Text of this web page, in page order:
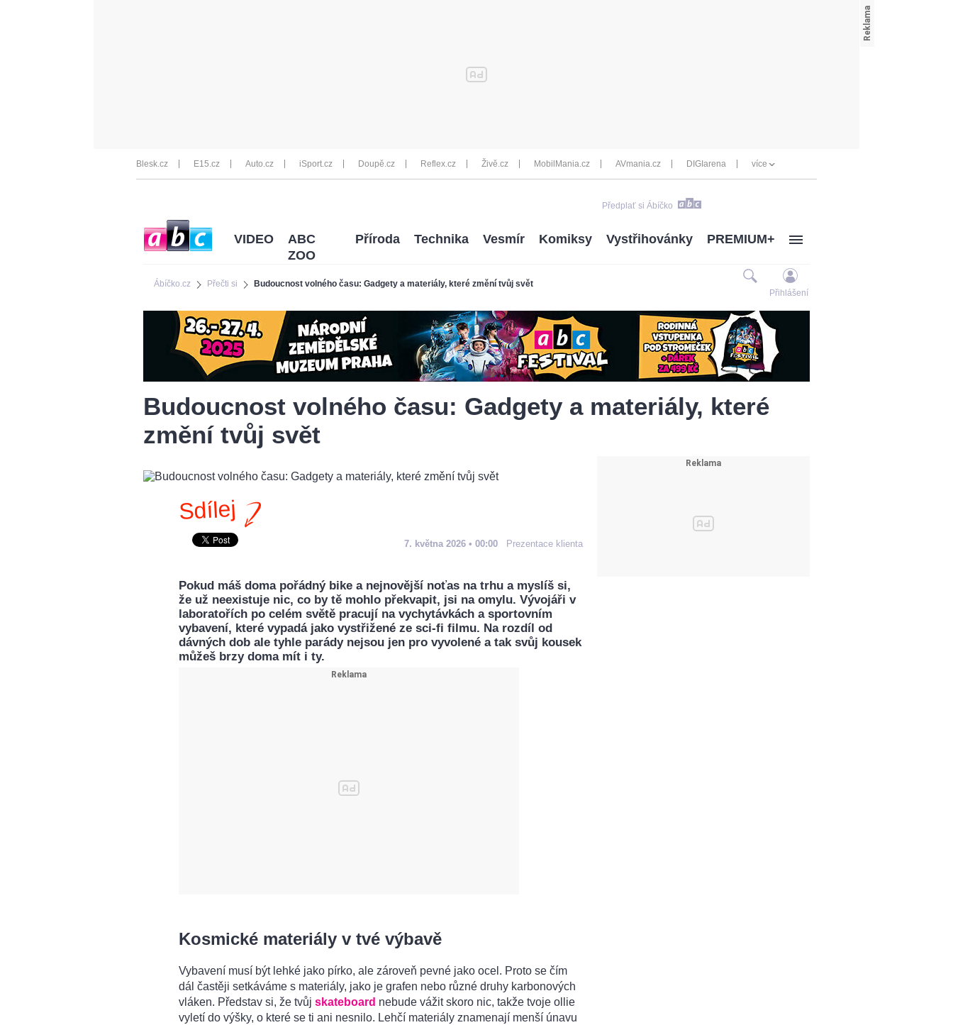
Blesk.cz E15.cz Auto.cz iSport.cz Doupě.cz Reflex.cz Živě.cz MobilMania.cz AVmania.cz DIGIarena více
Předplať si Ábíčko
Ábíčko.cz Přečti si Budoucnost volného času: Gadgety a materiály, které změní tvůj svět
VIDEO
ABC
ZOO
Příroda Technika Vesmír Komiksy Vystřihovánky PREMIUM+
Přihlášení
Budoucnost volného času: Gadgety a materiály, které
změní tvůj svět
Sdílej
7. května 2026 • 00:00 Prezentace klienta
Pokud máš doma pořádný bike a nejnovější noťas na trhu a myslíš si,
že už neexistuje nic, co by tě mohlo překvapit, jsi na omylu. Vývojáři v
laboratořích po celém světě pracují na vychytávkách a sportovním
vybavení, které vypadá jako vystřižené ze sci-fi filmu. Na rozdíl od
dávných dob ale tyhle parády nejsou jen pro vyvolené a tak svůj kousek
můžeš brzy doma mít i ty.
Kosmické materiály v tvé výbavě
Vybavení musí být lehké jako pírko, ale zároveň pevné jako ocel. Proto se čím
dál častěji setkáváme s materiály, jako je grafen nebo různé druhy karbonových
vláken. Představ si, že tvůj skateboard nebude vážit skoro nic, takže tvoje ollie
vyletí do výšky, o které se ti ani nesnilo. Lehčí materiály znamenají menší únavu